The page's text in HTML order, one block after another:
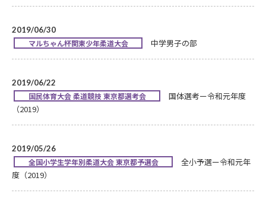
2019/06/30
マルちゃん杯関東少年柔道大会 中学男子の部
2019/06/22
国民体育大会 柔道競技 東京都選考会
国体選考ー令和元年度
（2019）
2019/05/26
全国小学生学年別柔道大会 東京都予選会
全小予選ー令和元年
度（2019）